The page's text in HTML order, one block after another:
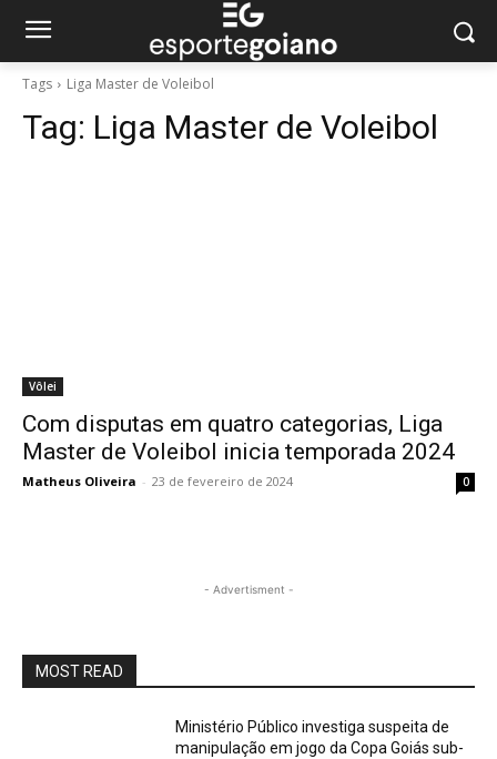
Tags Liga Master de Voleibol
Tag: Liga Master de Voleibol
Vôlei
Com disputas em quatro categorias, Liga
Master de Voleibol inicia temporada 2024
Matheus Oliveira - 23 de fevereiro de 2024 0
- Advertisment -
MOST READ
Ministério Público investiga suspeita de
manipulação em jogo da Copa Goiás sub-